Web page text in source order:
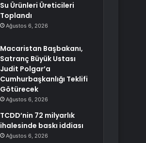
Su Ürünleri Üreticileri
Toplandı
Ağustos 6, 2026
Macaristan Başbakanı,
Satranç Büyük Ustası
Judit Polgar’a
Cumhurbaşkanlığı Teklifi
Götürecek
Ağustos 6, 2026
TCDD’nin 72 milyarlık
ihalesinde baskı iddiası
Ağustos 6, 2026